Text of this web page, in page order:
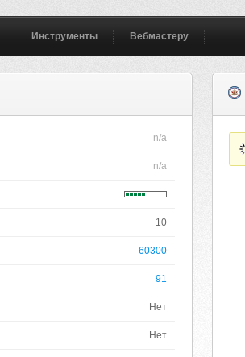
Инструменты Вебмастеру
n/a
n/a
10
60300
91
Нет
Нет